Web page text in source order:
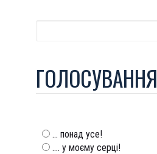
ГОЛОСУВАННЯ
... понад усе!
.... у моєму серці!